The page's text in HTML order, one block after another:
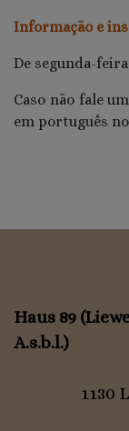
Informação e
De segunda-
Caso não fale
em português
Haus 89
A.s.b.l.)
1130